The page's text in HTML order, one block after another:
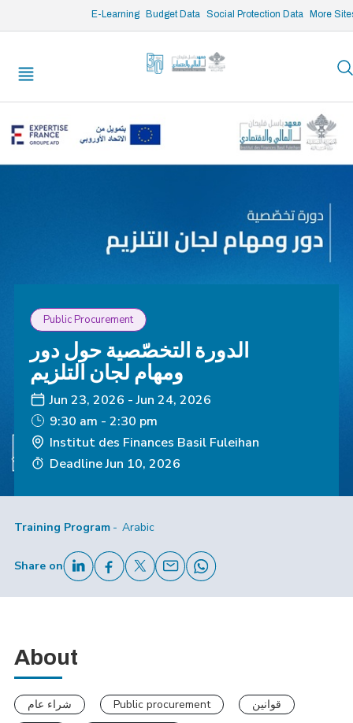
E-Learning Budget Data Social Protection Data More
/* opened search */
Public Procurement
الدورة التخصّصية حول دور
ومهام لجان التلزيم
Jun 23, 2026 - Jun 24, 2026
9:30 am - 2:30 pm
Institut des Finances Basil Fuleihan
DeadlineJun 10, 2026
Training Program Arabic
Share on
About
شراء عام Public procurement
قوانين